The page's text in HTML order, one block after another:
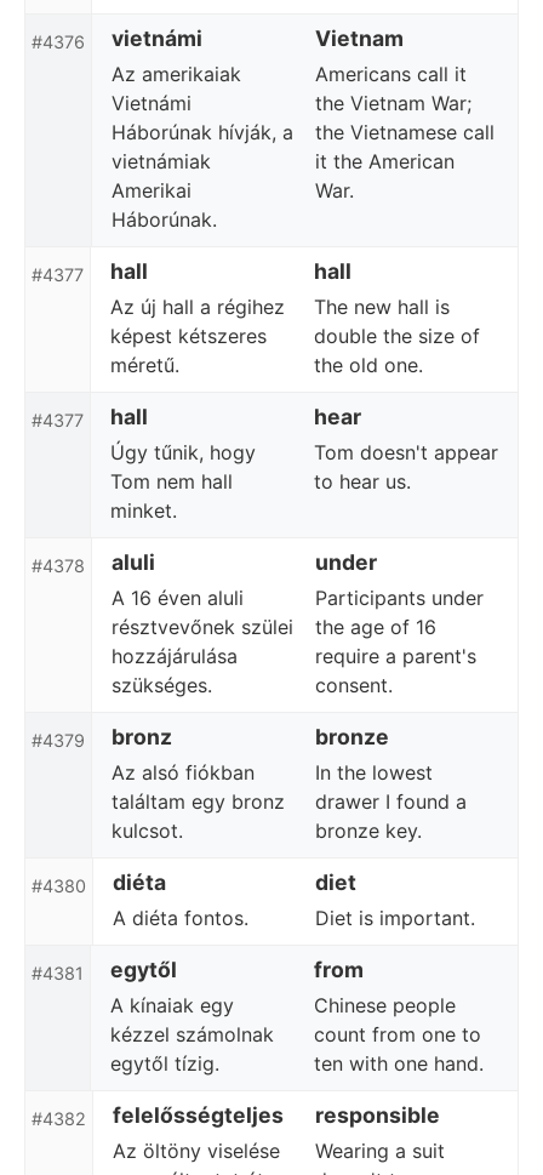
#4376 vietnámi Vietnam
Az amerikaiak
Vietnámi
Háborúnak hívják, a
vietnámiak
Amerikai
Háborúnak.
Americans call it
the Vietnam War;
the Vietnamese call
it the American
War.
#4377 hall hall
Az új hall a régihez
képest kétszeres
méretű.
The new hall is
double the size of
the old one.
#4377 hall hear
Úgy tűnik, hogy
Tom nem hall
minket.
Tom doesn't appear
to hear us.
#4378 aluli under
A 16 éven aluli
résztvevőnek szülei
hozzájárulása
szükséges.
Participants under
the age of 16
require a parent's
consent.
#4379 bronz bronze
Az alsó fiókban
találtam egy bronz
kulcsot.
In the lowest
drawer I found a
bronze key.
#4380 diéta diet
A diéta fontos. Diet is important.
#4381 egytől from
A kínaiak egy
kézzel számolnak
egytől tízig.
Chinese people
count from one to
ten with one hand.
#4382 felelősségteljes responsible
Az öltöny viselése
Wearing a suit